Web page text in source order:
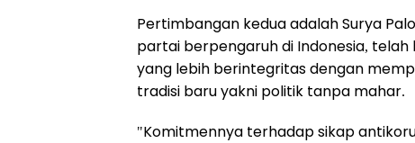
Pertimbangan kedua adalah Surya
partai berpengaruh di Indonesia,
yang lebih berintegritas dengan
tradisi baru yakni politik tanpa mahar.
"Komitmennya terhadap sikap